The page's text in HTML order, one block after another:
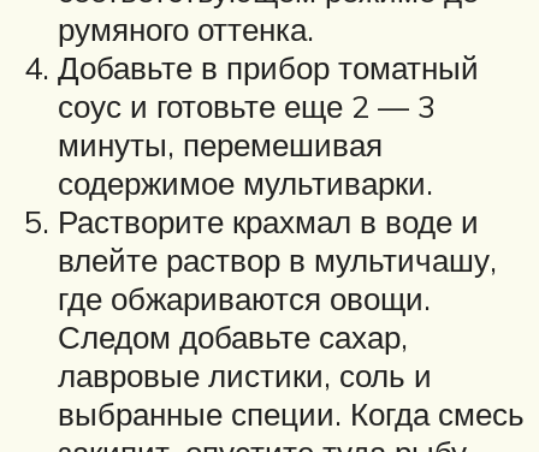
румяного оттенка.
Добавьте в прибор томатный
соус и готовьте еще 2 — 3
минуты, перемешивая
содержимое мультиварки.
Растворите крахмал в воде и
влейте раствор в мультичашу,
где обжариваются овощи.
Следом добавьте сахар,
лавровые листики, соль и
выбранные специи. Когда смесь